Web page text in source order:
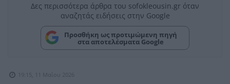
Δες περισσότερα άρθρα του sofokleousin.gr όταν
αναζητάς ειδήσεις στην Google
Προσθήκη ως προτιμώμενη πηγή
στα αποτελέσματα Google
19:15, 11 Μαΐου 2026